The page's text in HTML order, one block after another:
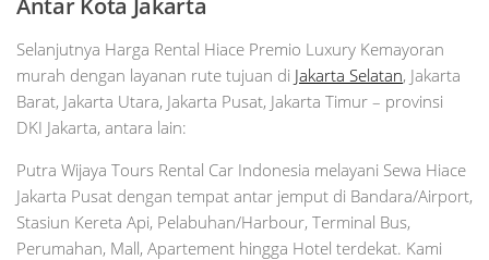
Selanjutnya Harga Rental Hiace Premio Luxury Kemayoran
murah dengan layanan rute tujuan di Jakarta Selatan, Jakarta
Barat, Jakarta Utara, Jakarta Pusat, Jakarta Timur – provinsi
DKI Jakarta, antara lain:
Putra Wijaya Tours Rental Car Indonesia melayani Sewa Hiace
Jakarta Pusat dengan tempat antar jemput di Bandara/Airport,
Stasiun Kereta Api, Pelabuhan/Harbour, Terminal Bus,
Perumahan, Mall, Apartement hingga Hotel terdekat. Kami